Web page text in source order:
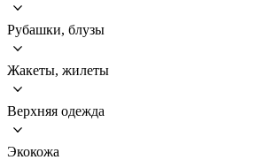
Рубашки, блузы
Жакеты, жилеты
Верхняя одежда
Экокожа